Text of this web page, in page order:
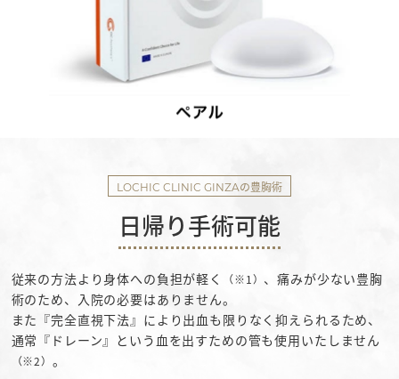
LOCHIC CLINIC GINZAの豊胸術
日帰り手術可能
従来の方法より身体への負担が軽く （※1） 、痛みが少ない豊胸
術のため、入院の必要はありません。
また『完全直視下法』により出血も限りなく抑えられるため、
通常『ドレーン』という血を出すための管も使用いたしません
（※2） 。